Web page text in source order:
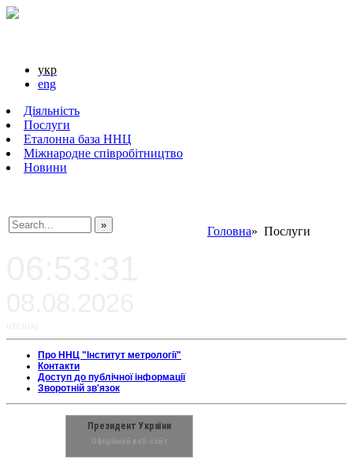
укр
eng
Діяльність
Послуги
Еталонна база ННЦ
Міжнародне співробітництво
Новини
Головна» Послуги
Про ННЦ "Інститут метрології"
Контакти
Доступ до публічної інформації
Зворотній зв'язок
Президент України
Офіційний веб-сайт